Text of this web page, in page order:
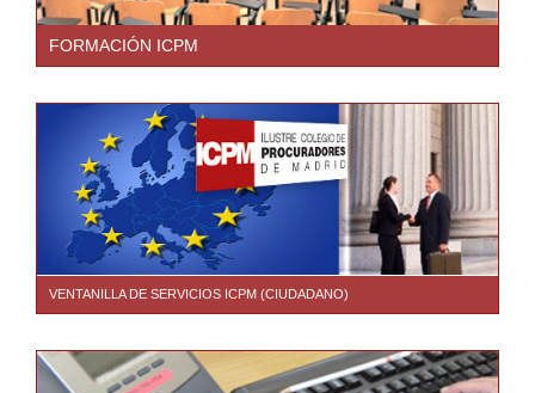
FORMACIÓN ICPM
VENTANILLA DE SERVICIOS ICPM (CIUDADANO)